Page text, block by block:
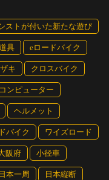
ストが付いた新たな遊び
具 eロードバイク
キ クロスバイク
ンピューター
ヘルメット
バイク ワイズロード
阪府 小径車
日本一周 日本縦断